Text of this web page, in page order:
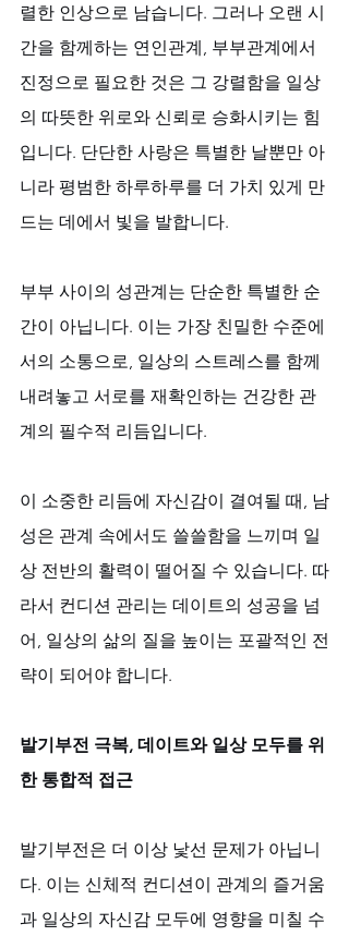
렬한 인상으로 남습니다. 그러나 오랜 시
간을 함께하는 연인관계, 부부관계에서
진정으로 필요한 것은 그 강렬함을 일상
의 따뜻한 위로와 신뢰로 승화시키는 힘
입니다. 단단한 사랑은 특별한 날뿐만 아
니라 평범한 하루하루를 더 가치 있게 만
드는 데에서 빛을 발합니다.
부부 사이의 성관계는 단순한 특별한 순
간이 아닙니다. 이는 가장 친밀한 수준에
서의 소통으로, 일상의 스트레스를 함께
내려놓고 서로를 재확인하는 건강한 관
계의 필수적 리듬입니다.
이 소중한 리듬에 자신감이 결여될 때, 남
성은 관계 속에서도 쓸쓸함을 느끼며 일
상 전반의 활력이 떨어질 수 있습니다. 따
라서 컨디션 관리는 데이트의 성공을 넘
어, 일상의 삶의 질을 높이는 포괄적인 전
략이 되어야 합니다.
발기부전 극복, 데이트와 일상 모두를 위
한 통합적 접근
발기부전은 더 이상 낯선 문제가 아닙니
다. 이는 신체적 컨디션이 관계의 즐거움
과 일상의 자신감 모두에 영향을 미칠 수